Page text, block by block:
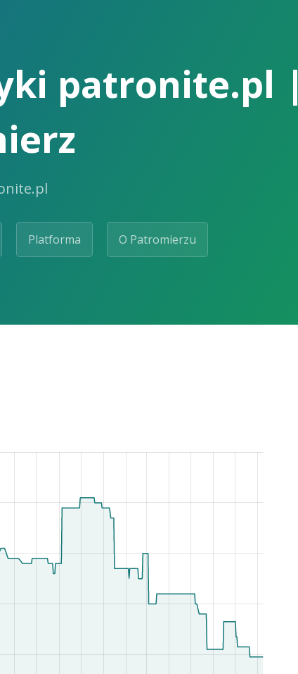
patronite.pl |
Platforma O Patromierzu